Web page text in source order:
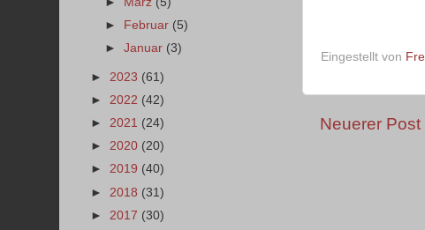
Eingestellt von
Neuerer Post
►
Februar (5)
►Januar (3)
► 2023 (61)
► 2022 (42)
► 2021 (24)
► 2020 (20)
► 2019 (40)
► 2018 (31)
► 2017 (30)